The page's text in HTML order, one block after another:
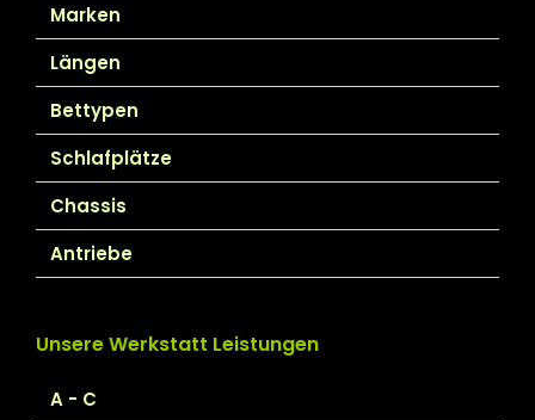
Marken
Längen
Bettypen
Schlafplätze
Chassis
Antriebe
Unsere Werkstatt Leistungen
A - C